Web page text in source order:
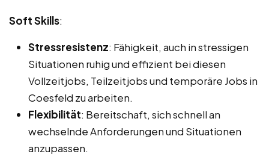
Soft Skills:
Stressresistenz: Fähigkeit, auch in stressigen
Situationen ruhig und effizient bei diesen
Vollzeitjobs, Teilzeitjobs und temporäre Jobs in
Coesfeld zu arbeiten.
Flexibilität: Bereitschaft, sich schnell an
wechselnde Anforderungen und Situationen
anzupassen.